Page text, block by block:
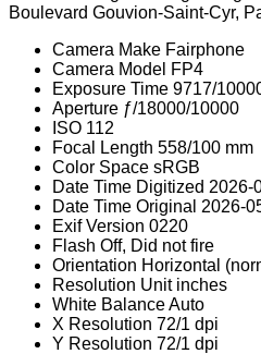
Boulevard Gouvion-Saint-Cyr,
Camera Make Fairphone
Camera Model FP4
Exposure Time 9717/
Aperture ƒ/18000/10000
ISO 112
Focal Length 558/100 mm
Color Space sRGB
Date Time Digitized 2026-
Date Time Original 2026-
Exif Version 0220
Flash Off, Did not fire
Orientation Horizontal
Resolution Unit inches
White BalanceAuto
X Resolution 72/1 dpi
Y Resolution 72/1 dpi